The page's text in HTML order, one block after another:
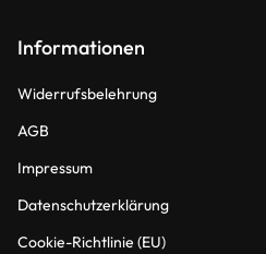
Informationen
Widerrufsbelehrung
AGB
Impressum
Datenschutzerklärung
Cookie-Richtlinie (EU)